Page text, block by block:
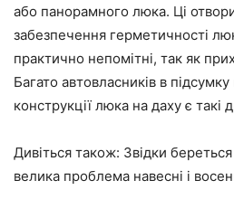
або панорамного люка. Ці
забезпечення герметичності
практично непомітні, так як
Багато автовласників в
конструкції люка на даху є такі
Дивіться також: Звідки
велика проблема навесні і